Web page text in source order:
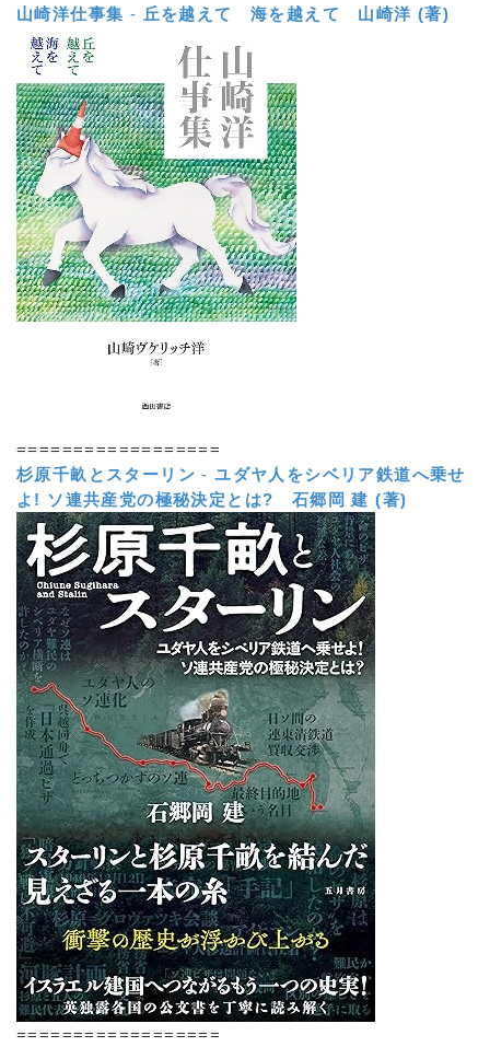
山崎洋仕事集 - 丘を越えて 海を越えて 山崎洋 (著)
==================
杉原千畝とスターリン -ユダヤ人をシベリア鉄道へ乗せ
よ! ソ連共産党の極秘決定とは?
石郷岡 建 (著)
==================